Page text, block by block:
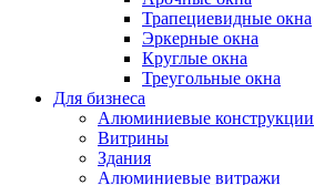
Трапециевидные окна
Эркерные окна
Круглые окна
Треугольные окна
Для бизнеса
Алюминиевые конструкции
Витрины
Здания
Алюминиевые витражи